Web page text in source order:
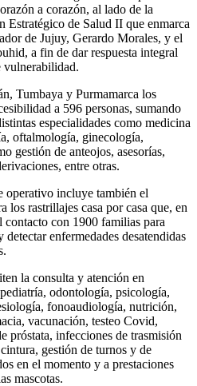
a corazón, al lado de la
Estratégico de Salud II que enmarca
de Jujuy, Gerardo Morales, y el
a fin de dar respuesta integral
vulnerabilidad.
Tumbaya y Purmamarca los
a 596 personas, sumando
especialidades como medicina
oftalmología, ginecología,
gestión de anteojos, asesorías,
entre otras.
operativo incluye también el
los rastrillajes casa por casa que, en
con 1900 familias para
enfermedades desatendidas
la consulta y atención en
odontología, psicología,
fonoaudiología, nutrición,
vacunación, testeo Covid,
próstata, infecciones de trasmisión
gestión de turnos y de
en el momento y a prestaciones
mascotas.